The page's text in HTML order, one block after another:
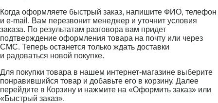
Когда оформляете быстрый заказ, напишите ФИО, телефон
и e-mail. Вам перезвонит менеджер и уточнит условия
заказа. По результатам разговора вам придет
подтверждение оформления товара на почту или через
СМС. Теперь останется только ждать доставки
и радоваться новой покупке.
Для покупки товара в нашем интернет-магазине выберите
понравившийся товар и добавьте его в корзину. Далее
перейдите в Корзину и нажмите на «Оформить заказ» или
«Быстрый заказ».